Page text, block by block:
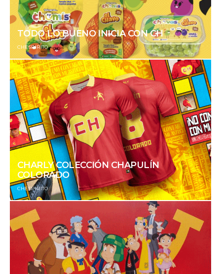
TODO LO BUENO INICIA CON CH
CHESPIRITO
CHARLY COLECCIÓN CHAPULÍN
COLORADO
CHESPIRITO